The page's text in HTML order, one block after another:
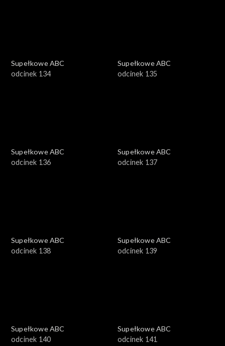
Supełkowe ABC
odcinek 134
Supełkowe ABC
odcinek 135
Supełkowe ABC
odcinek 136
Supełkowe ABC
odcinek 137
Supełkowe ABC
odcinek 138
Supełkowe ABC
odcinek 139
Supełkowe ABC
odcinek 140
Supełkowe ABC
odcinek 141